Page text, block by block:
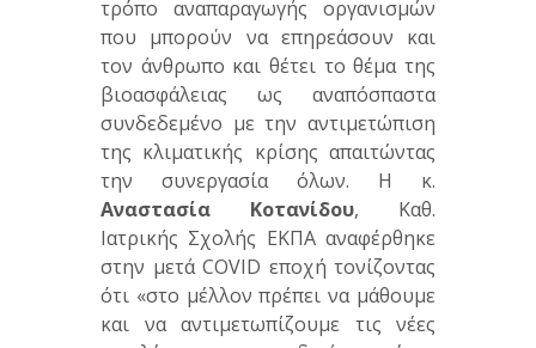
τρόπο αναπαραγωγής οργανισμών
που μπορούν να επηρεάσουν και
τον άνθρωπο και θέτει το θέμα της
βιοασφάλειας ως αναπόσπαστα
συνδεδεμένο με την αντιμετώπιση
της κλιματικής κρίσης απαιτώντας
την συνεργασία όλων. Η κ.
Αναστασία Κοτανίδου, Καθ.
Ιατρικής Σχολής ΕΚΠΑ αναφέρθηκε
στην μετά COVID εποχή τονίζοντας
ότι «στο μέλλον πρέπει να μάθουμε
και να αντιμετωπίζουμε τις νέες